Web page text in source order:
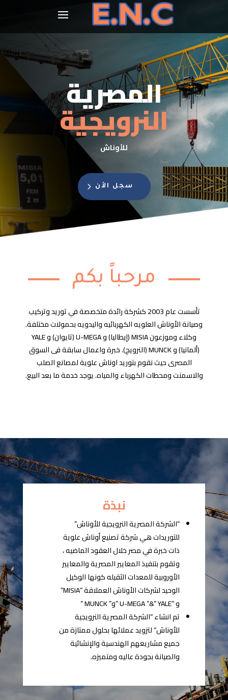
المصرية
النرويجية
للأوناش
سجل الأن
مرحباً بكم
تأسست عام 2003 كشركة رائدة متخصصة في توريد وتركيب
وصيانة الأوناش العلويه الكهربائيه واليدويه بحمولات مختلفة.
وكلاء وموزعون MISIA (إيطاليا) و U-MEGA (تايوان) و YALE
(ألمانيا) و MUNCK (النرويج). خبرة واعمال سابقة فى السوق
المصرى حيث نقوم بتوريد اوناش علوية لمصانع الصلب
والاسمنت ومحطات الكهرباء والمياه. يوجد خدمة ما بعد البيع.
نبذة
“الشركة المصرية النرويجية للأوناش”
للتوريدات هي شركة تصنيع أوناش علوية
ذات خبرة في مصر خلال العقود الماضيه ،
وتقوم بتنفيذ المعايير المصرية والمعايير
الأوروبية للمعدات الثقيله كونها الوكيل
الوحيد لشركات الأوناش العملاقة “MISIA”
و “U-MEGA “&” YALE “و” MUNCK “
تم انشاء “الشركة المصرية النرويجية
للأوناش” لتزويد عملائها بحلول ممتازة من
جميع مشاريعهم الهندسية والإنشائية
والصيانة بجودة عاليه ومتميزه.